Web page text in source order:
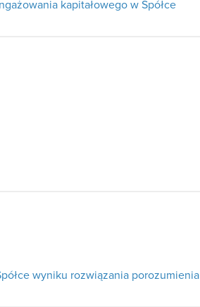
kapitałowego w Spółce
wyniku rozwiązania porozumienia